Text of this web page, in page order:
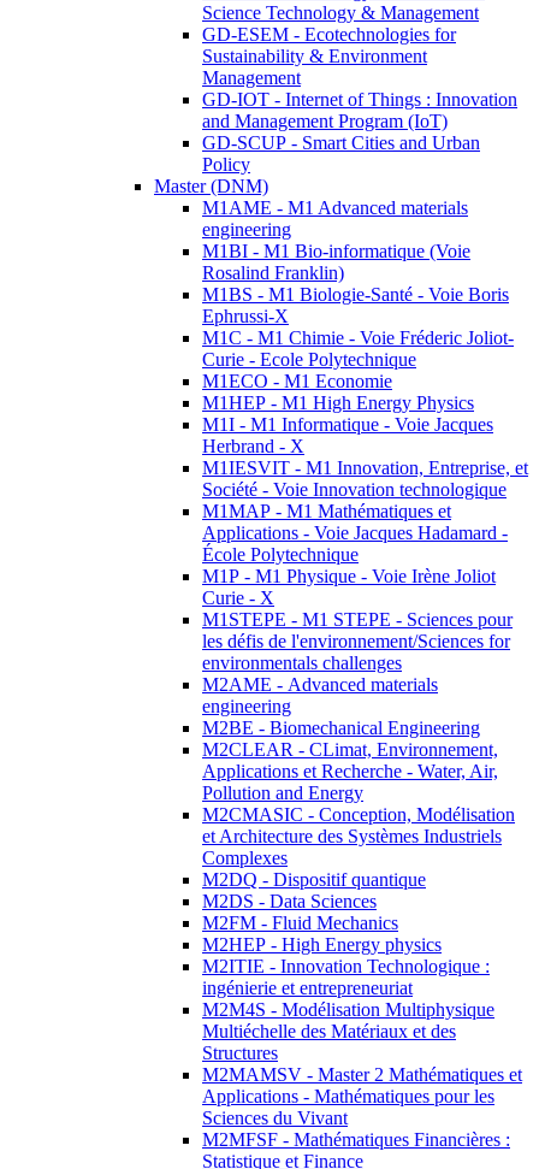
Science Technology & Management
GD-ESEM - Ecotechnologies for
Sustainability & Environment
Management
GD-IOT - Internet of Things : Innovation
and Management Program (IoT)
GD-SCUP - Smart Cities and Urban
Policy
Master (DNM)
M1AME - M1 Advanced materials
engineering
M1BI - M1 Bio-informatique (Voie
Rosalind Franklin)
M1BS - M1 Biologie-Santé - Voie Boris
Ephrussi-X
M1C - M1 Chimie - Voie Fréderic Joliot-
Curie - Ecole Polytechnique
M1ECO - M1 Economie
M1HEP - M1 High Energy Physics
M1I - M1 Informatique - Voie Jacques
Herbrand - X
M1IESVIT - M1 Innovation, Entreprise, et
Société - Voie Innovation technologique
M1MAP - M1 Mathématiques et
Applications - Voie Jacques Hadamard -
École Polytechnique
M1P - M1 Physique - Voie Irène Joliot
Curie - X
M1STEPE - M1 STEPE - Sciences pour
les défis de l'environnement/Sciences for
environmentals challenges
M2AME - Advanced materials
engineering
M2BE - Biomechanical Engineering
M2CLEAR - CLimat, Environnement,
Applications et Recherche - Water, Air,
Pollution and Energy
M2CMASIC - Conception, Modélisation
et Architecture des Systèmes Industriels
Complexes
M2DQ - Dispositif quantique
M2DS - Data Sciences
M2FM - Fluid Mechanics
M2HEP - High Energy physics
M2ITIE - Innovation Technologique :
ingénierie et entrepreneuriat
M2M4S - Modélisation Multiphysique
Multiéchelle des Matériaux et des
Structures
M2MAMSV - Master 2 Mathématiques et
Applications - Mathématiques pour les
Sciences du Vivant
M2MFSF - Mathématiques Financières :
Statistique et Finance